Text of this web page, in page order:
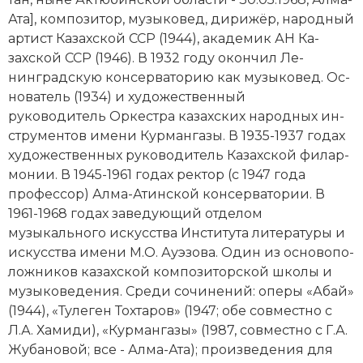
Генеалогия, геральдика
Государство и право
Европа
Империи
Историческая география и топонимика
История материальной и духовной культуры
История международных отношений
История, философия, теория и методология
исторического знания
Итория международных отношений
Латинская Америка
Ата], ком­по­зи­тор, му­зы­ко­вед, ди­ри­жёр, народный
артист Казахской ССР (1944), академик АН Ка­
захской ССР (1946). В 1932 году окон­чил Ле­
нинградскую консерваторию как му­зы­ко­вед. Ос­
но­ва­тель (1934) и художественный
руководитель Ор­ке­ст­ра ка­захских народных ин­
ст­ру­мен­тов имени Кур­ман­га­зы. В 1935-1937 годах
художественных руководитель Казахской фи­лар­
мо­нии. В 1945-1961 годах рек­тор (с 1947 года
профессор) Ал­ма-Атин­ской консерватории. В
1961-1968 годах заведующий отделом
музыкального искусства Института литературы и
искусства имени М.О. Ау­эзо­ва. Один из ос­но­во­по­
лож­ни­ков ка­захской ком­по­зи­тор­ской шко­лы и
му­зы­ко­ве­де­ния. Сре­ди со­чи­не­ний: опе­ры «Абай»
(1944), «Ту­ле­ген Тох­та­ров» (1947; обе совместно с
Л.А. Ха­ми­ди), «Кур­ман­га­зы» (1987, совместно с Г.А.
Жу­ба­но­вой; все - Ал­ма-Ата); про­из­ве­де­ния для